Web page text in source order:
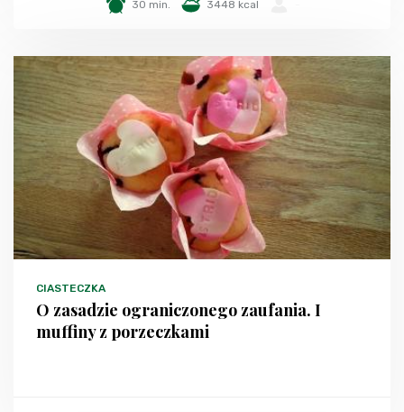
30 min. 3448 kcal
CIASTECZKA
O zasadzie ograniczonego zaufania. I
muffiny z porzeczkami